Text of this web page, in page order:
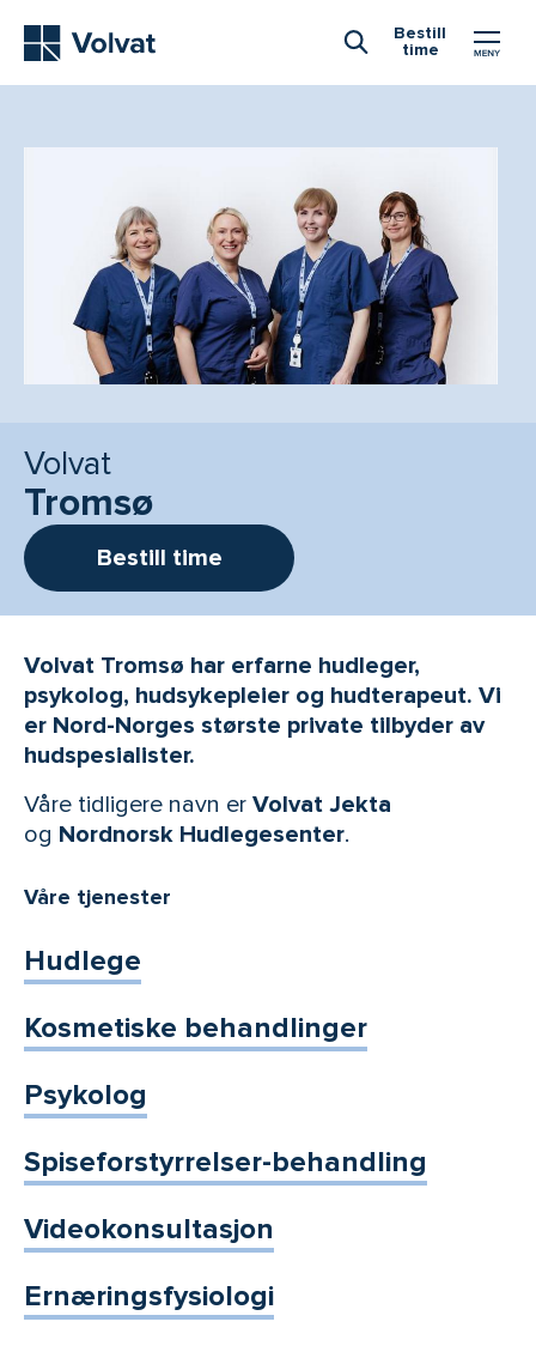
Bestill
time
Volvat
Tromsø
Bestill time
Volvat Tromsø har erfarne hudleger,
psykolog, hudsykepleier og hudterapeut. Vi
er Nord-Norges største private tilbyder av
hudspesialister.
Våre tidligere navn er Volvat Jekta
og Nordnorsk Hudlegesenter.
Våre tjenester
Hudlege
Kosmetiske behandlinger
Psykolog
Spiseforstyrrelser-behandling
Videokonsultasjon
Ernæringsfysiologi